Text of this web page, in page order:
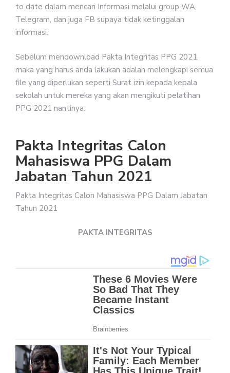
to date dalam mencari Informasi melalui group WA,
Telegram, dan juga FB supaya tidak ketinggalan
informasi.
Sebelum mendownload Pakta Integritas PPG 2021,
maka yang harus anda lakukan adalah melengkapi semua
file yang diperlukan seperti Surat izin kepada kepala
sekolah untuk mereka yang akan mengikuti pelatihan
PPG 2021 nantinya.
Pakta Integritas Calon
Mahasiswa PPG Dalam
Jabatan Tahun 2021
Pakta Integritas Calon Mahasiswa PPG Dalam Jabatan
Tahun 2021
PAKTA INTEGRITAS